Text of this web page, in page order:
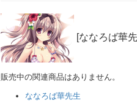
[ななろば華
販売中の関連商品はありません。
ななろば華先生